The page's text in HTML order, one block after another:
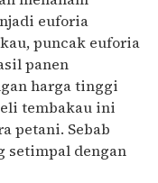
euforia
puncak euforia
panen
harga tinggi
tembakau ini
petani. Sebab
setimpal dengan